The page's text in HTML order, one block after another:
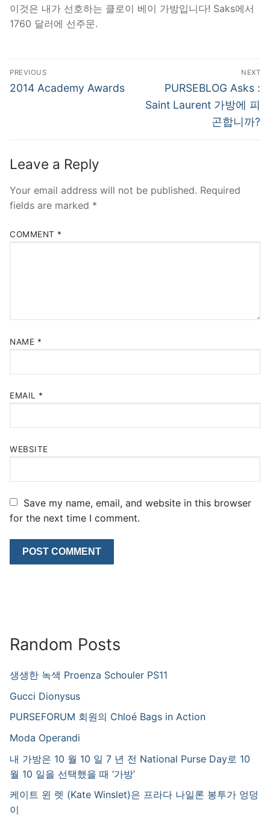
이것은 내가 선호하는 클로이 베이 가방입니다! Saks에서
1760 달러에 선주문.
Post
navigation
PREVIOUS
Previous
2014 Academy Awards
NEXT
Next
post:
PURSEBLOG Asks :
Saint Laurent 가방에 피
곤합니까?
Leave a Reply
Your email address will not be published. Required
fields are marked *
COMMENT *
NAME *
EMAIL *
WEBSITE
Save my name, email, and website in this browser
for the next time I comment.
Random Posts
생생한 녹색 Proenza Schouler PS11
Gucci Dionysus
PURSEFORUM 회원의 Chloé Bags in Action
Moda Operandi
내 가방은 10 월 10 일 7 년 전 National Purse Day로 10
월 10 일을 선택했을 때 ‘가방’
케이트 윈 렛 (Kate Winslet)은 프라다 나일론 봉투가 엉덩
이